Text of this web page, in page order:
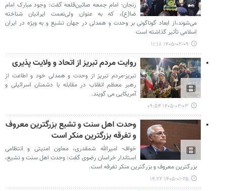
زنجان- امام جمعه صائین‌قلعه گفت: وجود مبارک امام
ضا(ع)، که به عنوان ولی‌نعمت ایرانیان شناخته
می‌شوند،از ابعاد گوناگونی بر وحدت و همدلی در جهان تشیع و به ویژه در ایران
اسلامی تأثیر گذاشته است
۱۴۰۵-۰۲-۰۹ ۱۱:۱۸
روایت مردم تبریز از اتحاد و ولایت پذیری
تبریز-مردم تبریز از وحدت و همدلی خود و اطاعت از
رهبر معظم انقلاب در مقابله با دشمنان اسرائیلی و
آمریکایی می گویند.
۱۴۰۵-۰۲-۰۳ ۰۹:۵۴
وحدت اهل سنت و تشیع بزرگترین معروف
و تفرقه بزرگترین منکر است
خواف- امیرالله شمقدری، معاون امنیتی و انتظامی
استاندار خراسان رضوی گفت: وحدت اهل سنت و تشیع،
بزرگترین معروف و بزرگترین منکر تفرقه است.
۱۴۰۵-۰۱-۲۵ ۱۴:۲۲